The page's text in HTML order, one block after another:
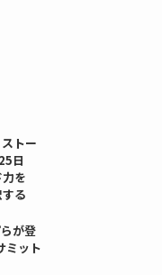
トー
日
を
る
が登
ミット